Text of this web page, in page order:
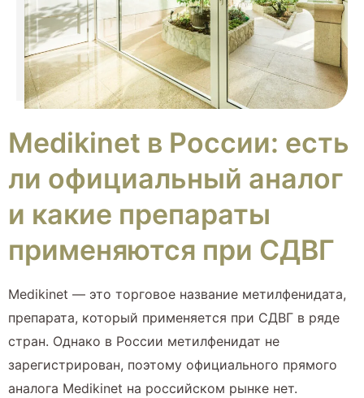
Medikinet в России: есть
ли официальный аналог
и какие препараты
применяются при СДВГ
Medikinet — это торговое название метилфенидата,
препарата, который применяется при СДВГ в ряде
стран. Однако в России метилфенидат не
зарегистрирован, поэтому официального прямого
аналога Medikinet на российском рынке нет.